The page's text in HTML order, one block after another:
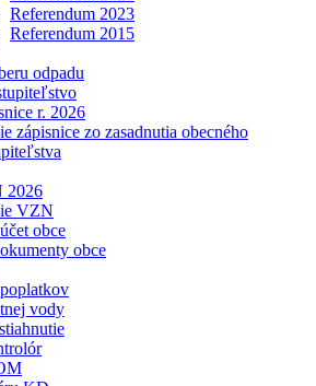
Referendum 2023
Referendum 2015
odpadu
r. 2026
zápisnice zo zasadnutia obecného
2026
VZN
obce
obce
vody